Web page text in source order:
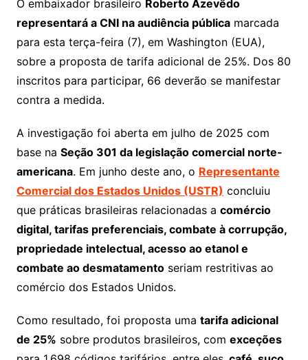
O embaixador brasileiro Roberto Azevêdo
representará a CNI na audiência públicamarcada
para esta terça-feira (7), em Washington (EUA),
sobre a proposta de tarifa adicional de 25%. Dos 80
inscritos para participar, 66 deverão se manifestar
contra a medida.
A investigação foi aberta em julho de 2025 com
base na Seção 301 da legislação comercial norte-
americana. Em junho deste ano, o Representante
Comercial dos Estados Unidos (USTR) concluiu
que práticas brasileiras relacionadas a comércio
digital, tarifas preferenciais, combate à corrupção,
propriedade intelectual, acesso ao etanol e
combate ao desmatamentoseriam restritivas ao
comércio dos Estados Unidos.
Como resultado, foi proposta uma tarifa adicional
de 25% sobre produtos brasileiros, com exceções